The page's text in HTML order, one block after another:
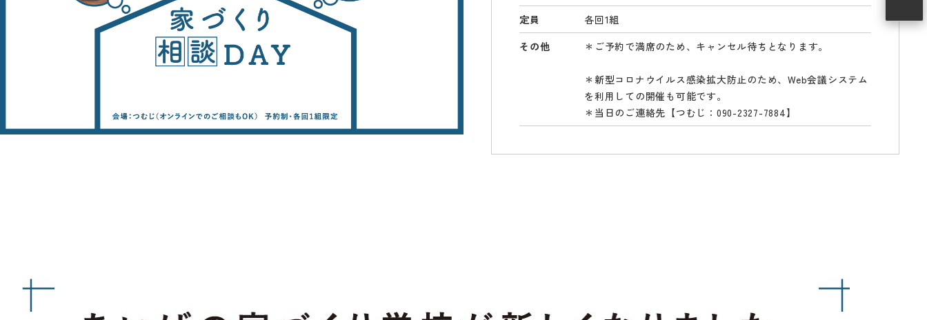
定員
各回1組
その他
＊ご予約で満席のため、キャンセル待ちとなります。
＊新型コロナウイルス感染拡大防止のため、Web会議システム
を利用しての開催も可能です。
＊当日のご連絡先【つむじ：090-2327-7884】